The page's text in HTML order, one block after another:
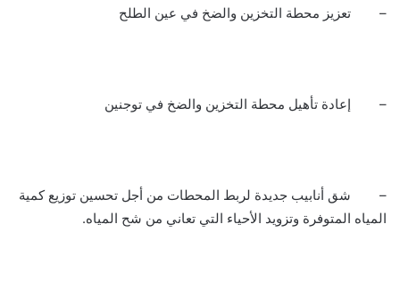
– تعزيز محطة التخزين والضخ في عين الطلح
– إعادة تأهيل محطة التخزين والضخ في توجنين
– شق أنابيب جديدة لربط المحطات من أجل تحسين توزيع كمية
المياه المتوفرة وتزويد الأحياء التي تعاني من شح المياه.